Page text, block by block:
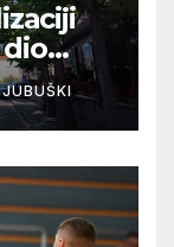
dio